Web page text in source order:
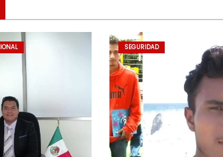
SEGURIDAD